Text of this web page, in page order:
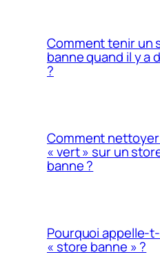
Comment tenir un
banne quand il y a
?
Comment
« vert » sur un
banne ?
Pourquoi appelle-
« store banne » ?